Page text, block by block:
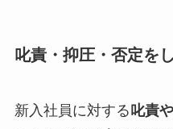
叱責・抑圧・否定を
新入社員に対する 叱責